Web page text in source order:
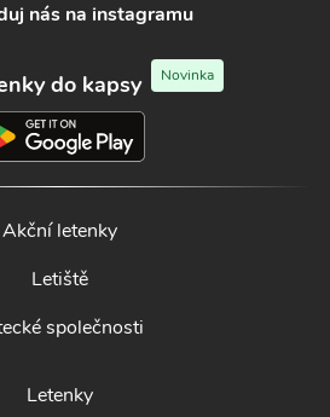
nás na instagramu
do kapsy Novinka
Akční letenky
Letiště
společnosti
Letenky